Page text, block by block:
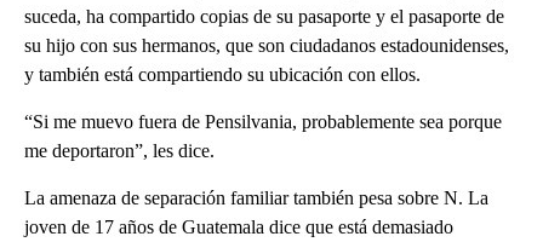
suceda, ha compartido copias de su pasaporte y el pasaporte de
su hijo con sus hermanos, que son ciudadanos estadounidenses,
y también está compartiendo su ubicación con ellos.
“Si me muevo fuera de Pensilvania, probablemente sea porque
me deportaron”, les dice.
La amenaza de separación familiar también pesa sobre N. La
joven de 17 años de Guatemala dice que está demasiado